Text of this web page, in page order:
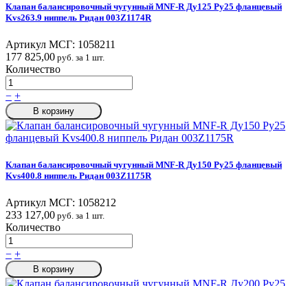
Клапан балансировочный чугунный MNF-R Ду125 Ру25 фланцевый
Kvs263.9 ниппель Ридан 003Z1174R
Артикул МСГ: 1058211
177 825,00 руб. за 1 шт.
Количество
− +
В корзину
Клапан балансировочный чугунный MNF-R Ду150 Ру25 фланцевый
Kvs400.8 ниппель Ридан 003Z1175R
Артикул МСГ: 1058212
233 127,00 руб. за 1 шт.
Количество
− +
В корзину